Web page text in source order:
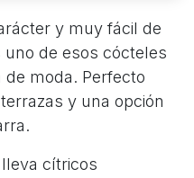
y muy fácil de
de esos cócteles
moda. Perfecto
y una opción
cítricos